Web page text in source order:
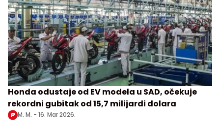
Honda odustaje od EV modela u SAD, očekuje
rekordni gubitak od 15,7 milijardi dolara
M. M. - 16. Mar 2026.